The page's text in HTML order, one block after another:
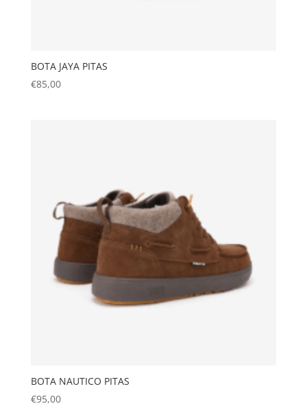
BOTA JAYA PITAS
€85,00
BOTA NAUTICO PITAS
€95,00